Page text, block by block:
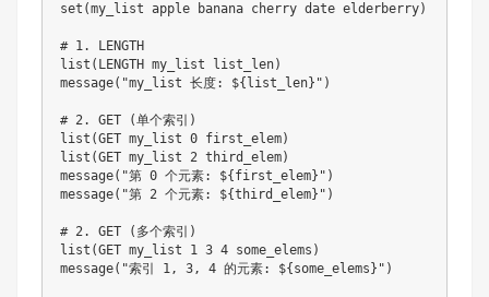
set(my_list apple banana cherry date elderberry)
# 1. LENGTH
list(LENGTH my_list list_len)
message("my_list 长度: ${list_len}")
# 2. GET (单个索引)
list(GET my_list 0 first_elem)
list(GET my_list 2 third_elem)
message("第 0 个元素: ${first_elem}")
message("第 2 个元素: ${third_elem}")
# 2. GET (多个索引)
list(GET my_list 1 3 4 some_elems)
message("索引 1, 3, 4 的元素: ${some_elems}")